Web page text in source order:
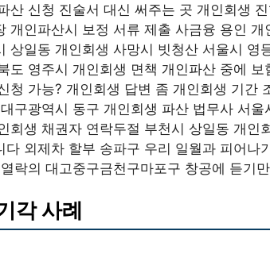
산 신청 진술서 대신 써주는 곳 개인회생
개인파산시 보정 서류 제출 사금융 용인
상일동 개인회생 사망시 빗청산 서울시 영
도 영주시 개인회생 면책 개인파산 중에
청 가능? 개인회생 답변 좀 개인회생 기간
구광역시 동구 개인회생 파산 법무사 서
회생 채권자 연락두절 부천시 상일동 개인
다 외제차 할부 송파구 우리 일월과 피어나
락의 대고중구금천구마포구 창공에 듣기
각 사례